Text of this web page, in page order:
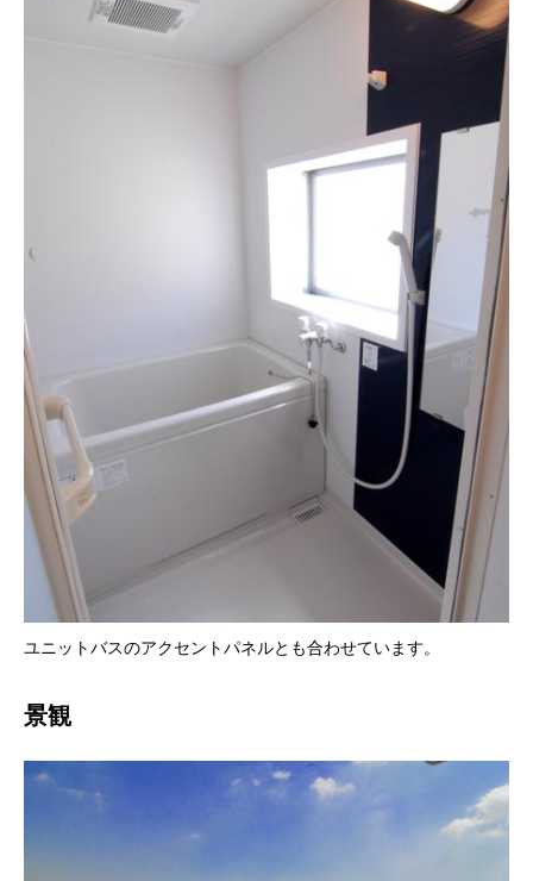
ユニットバスのアクセントパネルとも合わせています。
景観